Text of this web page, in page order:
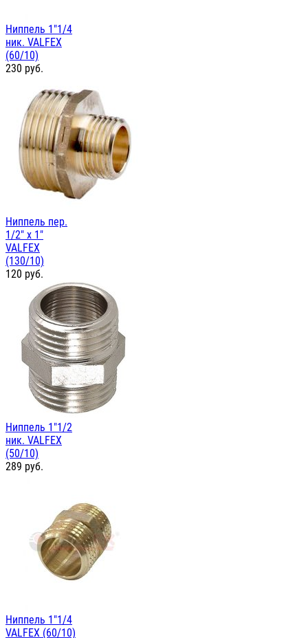
Ниппель 1"1/4
ник. VALFEX
(60/10)
230 руб.
Ниппель пер.
1/2" х 1"
VALFEX
(130/10)
120 руб.
Ниппель 1"1/2
ник. VALFEX
(50/10)
289 руб.
Ниппель 1"1/4
VALFEX (60/10)